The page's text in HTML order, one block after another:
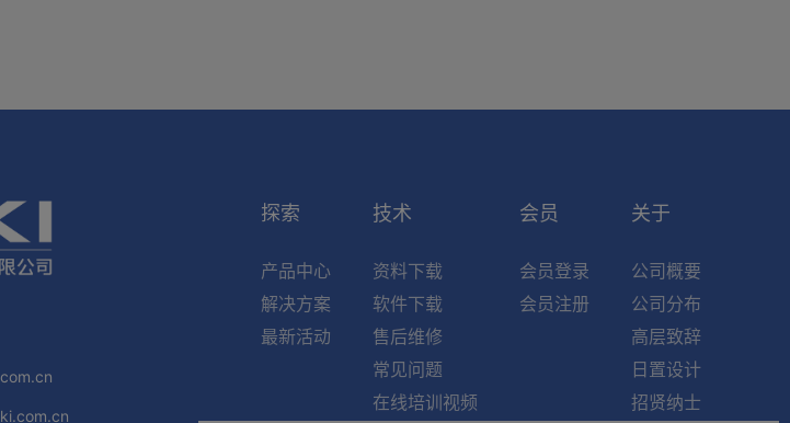
探索
产品中心
解决方案
最新活动
技术
资料下载
软件下载
售后维修
常见问题
在线培训视频
会员
会员登录
会员注册
关于
公司概要
公司分布
高层致辞
日置设计
招贤纳士